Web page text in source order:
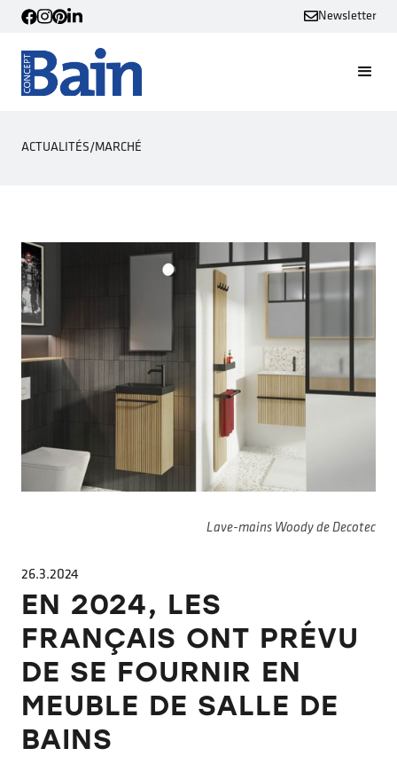
Newsletter
ACTUALITÉS/MARCHÉ
Lave-mains Woody de Decotec
26.3.2024
EN 2024, LES
FRANÇAIS ONT PRÉVU
DE SE FOURNIR EN
MEUBLE DE SALLE DE
BAINS